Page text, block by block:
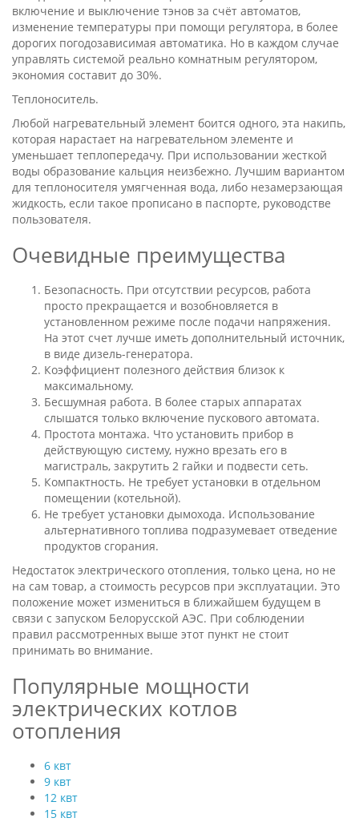
включение и выключение тэнов за счёт автоматов,
изменение температуры при помощи регулятора, в более
дорогих погодозависимая автоматика. Но в каждом случае
управлять системой реально комнатным регулятором,
экономия составит до 30%.
Теплоноситель.
Любой нагревательный элемент боится одного, эта накипь,
которая нарастает на нагревательном элементе и
уменьшает теплопередачу. При использовании жесткой
воды образование кальция неизбежно. Лучшим вариантом
для теплоносителя умягченная вода, либо незамерзающая
жидкость, если такое прописано в паспорте, руководстве
пользователя.
Очевидные преимущества
Безопасность. При отсутствии ресурсов, работа
просто прекращается и возобновляется в
установленном режиме после подачи напряжения.
На этот счет лучше иметь дополнительный источник,
в виде дизель-генератора.
Коэффициент полезного действия близок к
максимальному.
Бесшумная работа. В более старых аппаратах
слышатся только включение пускового автомата.
Простота монтажа. Что установить прибор в
действующую систему, нужно врезать его в
магистраль, закрутить 2 гайки и подвести сеть.
Компактность. Не требует установки в отдельном
помещении (котельной).
Не требует установки дымохода. Использование
альтернативного топлива подразумевает отведение
продуктов сгорания.
Недостаток электрического отопления, только цена, но не
на сам товар, а стоимость ресурсов при эксплуатации. Это
положение может измениться в ближайшем будущем в
связи с запуском Белорусской АЭС. При соблюдении
правил рассмотренных выше этот пункт не стоит
принимать во внимание.
Популярные мощности
электрических котлов
отопления
6 квт
9 квт
12 квт
15 квт